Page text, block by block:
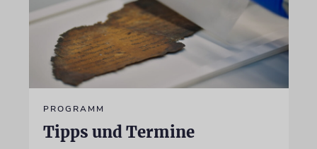
PROGRAMM
Tipps und Termine